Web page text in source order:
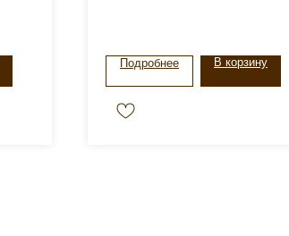
Подробнее В корзину